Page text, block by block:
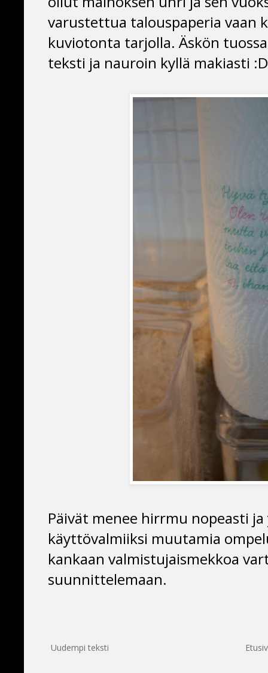
varustettua talouspaperia vaan
kuviotonta tarjolla. Äskön
teksti ja nauroin kyllä makiasti :D
Päivät menee hirrmu nopeasti
käyttövalmiiksi muutamia
kankaan valmistujaismekkoa
suunnittelemaan.
Uudempi teksti